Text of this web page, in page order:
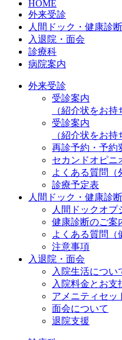
HOME
外来受診
人間ドック・健康診断
入退院・面会
診療科
病院案内
外来受診
受診案内
（紹介状をお持
受診案内
（紹介状をお持
再診予約・予約
セカンドオピニ
よくある質問（
診療予定表
人間ドック・健康診断
人間ドックオプ
健康診断のご案
よくある質問（
注意事項
入退院・面会
入院生活につい
入院料金とお支
アメニティセッ
面会について
退院支援